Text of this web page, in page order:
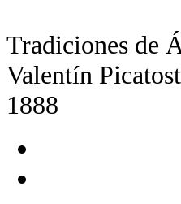
Tradiciones de
Valentín
1888